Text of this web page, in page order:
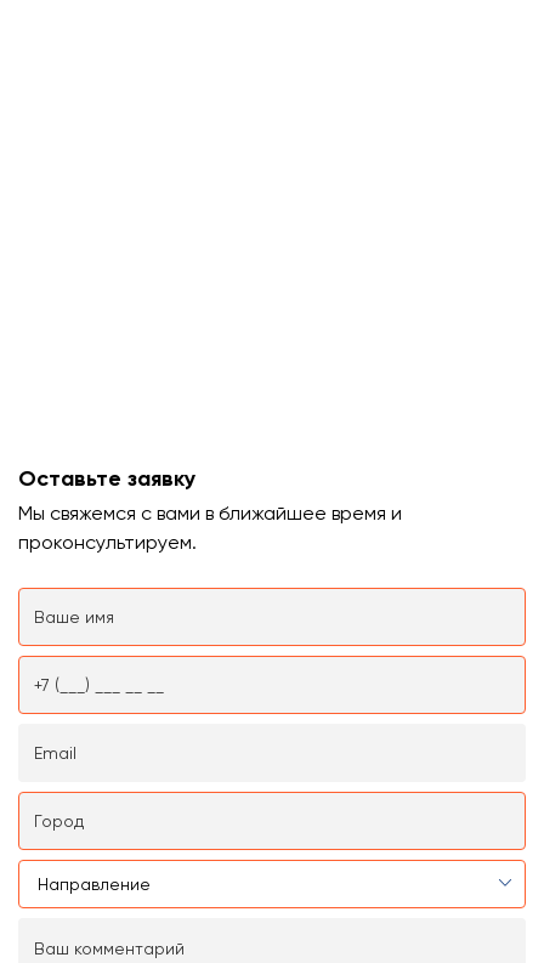
Оставьте заявку
Мы свяжемся с вами в ближайшее время и
проконсультируем.